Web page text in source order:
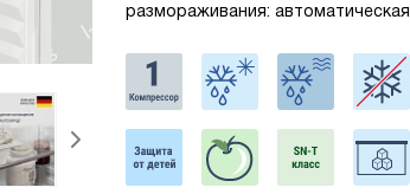
размораживания: автоматическая